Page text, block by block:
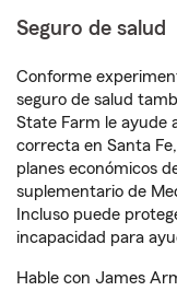
Seguro de salud
Conforme
seguro de salud
State Farm le ayude
correcta en Santa
planes económicos
suplementario de
Incluso puede
incapacidad para
Hable con James